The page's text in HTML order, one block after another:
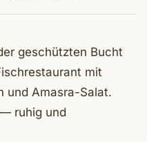
geschützten Bucht
mit
und Amasra-Salat.
ruhig und